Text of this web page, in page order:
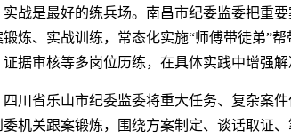
实战是最好的练兵场。南昌市纪委监委把重
锻炼、实战训练，常态化实施“师傅带徒弟”
证据审核等多岗位历练，在具体实践中增强
四川省乐山市纪委监委将重大任务、复杂案
委机关跟案锻炼，围绕方案制定、谈话取证